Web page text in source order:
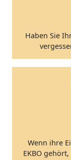
Haben Sie
Wenn ihre
EKBO